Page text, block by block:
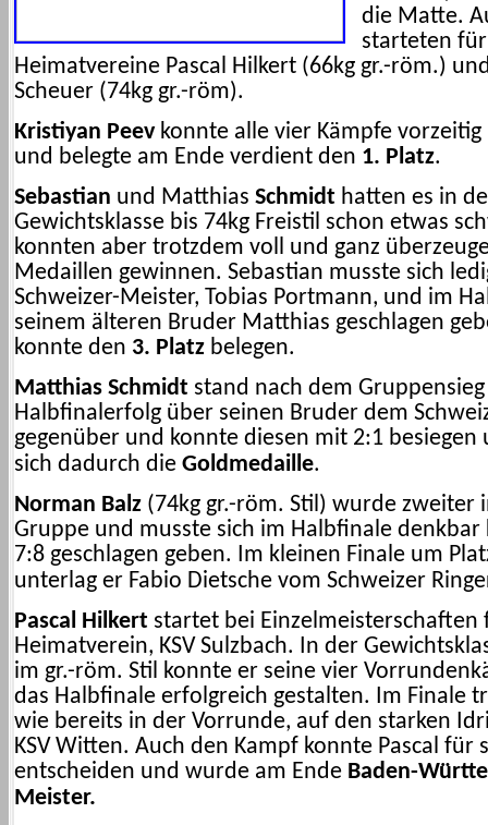
die Matte.
starteten
Heimatvereine Pascal Hilkert (66kg gr.-röm.)
Scheuer (74kg gr.-röm).
Kristiyan Peevkonnte alle vier Kämpfe vorzeitig
und belegte am Ende verdient den 1. Platz.
Sebastian und Matthias Schmidt hatten es in
Gewichtsklasse bis 74kg Freistil schon etwas
konnten aber trotzdem voll und ganz
Medaillen gewinnen. Sebastian musste sich
Schweizer-Meister, Tobias Portmann, und im
seinem älteren Bruder Matthias geschlagen
konnte den 3. Platz belegen.
Matthias Schmidt stand nach dem
Halbfinalerfolg über seinen Bruder dem
gegenüber und konnte diesen mit 2:1 besiegen
sich dadurch die Goldmedaille.
Norman Balz (74kg gr.-röm. Stil) wurde zweiter
Gruppe und musste sich im Halbfinale
7:8 geschlagen geben. Im kleinen Finale um
unterlag er Fabio Dietsche vom Schweizer
Pascal Hilkert startet bei Einzelmeisterschaften
Heimatverein, KSV Sulzbach. In der
im gr.-röm. Stil konnte er seine vier
das Halbfinale erfolgreich gestalten. Im Finale
wie bereits in der Vorrunde, auf den starken
KSV Witten. Auch den Kampf konnte Pascal für
entscheiden und wurde am Ende Baden-
Meister.